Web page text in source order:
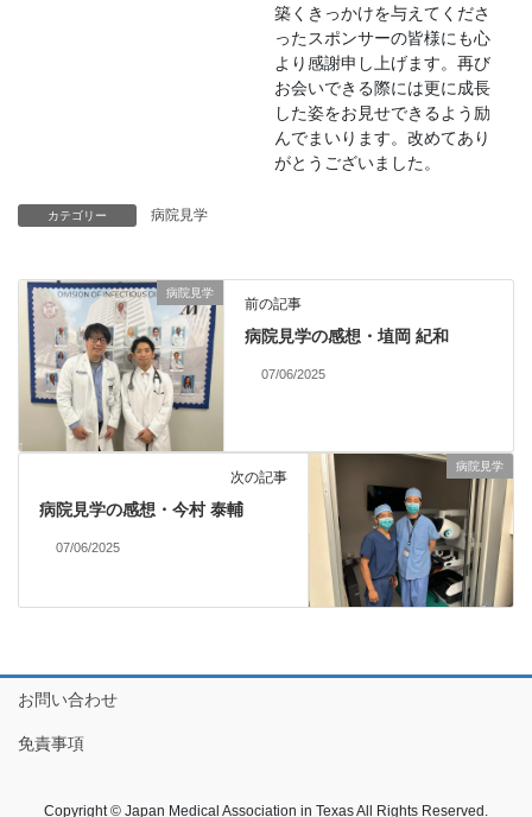
築くきっかけを与えてくださ
ったスポンサーの皆様にも心
より感謝申し上げます。再び
お会いできる際には更に成長
した姿をお見せできるよう励
んでまいります。改めてあり
がとうございました。
カテゴリー 病院見学
病院見学
前の記事
病院見学の感想・埴岡 紀和
07/06/2025
病院見学
次の記事
病院見学の感想・今村 泰輔
07/06/2025
お問い合わせ
免責事項
Copyright © Japan Medical Association in Texas All Rights Reserved.